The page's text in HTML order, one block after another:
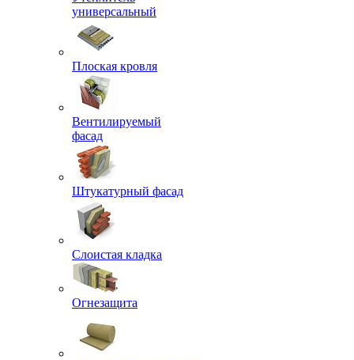
универсальный
Плоская кровля
Вентилируемый
фасад
Штукатурный фасад
Слоистая кладка
Огнезащита